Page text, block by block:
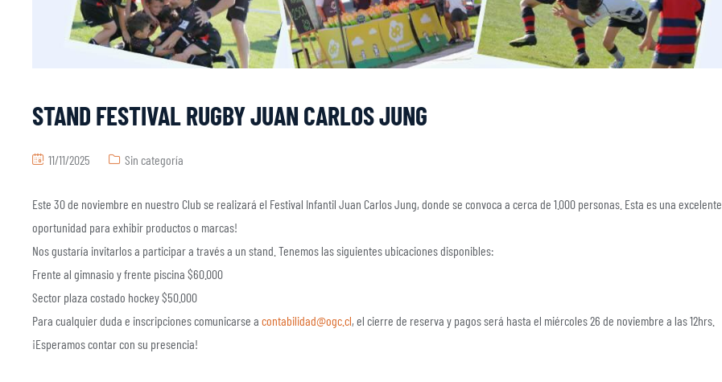
STAND FESTIVAL RUGBY JUAN CARLOS JUNG
11/11/2025 Sin categoría
Este 30 de noviembre en nuestro Club se realizará el Festival Infantil Juan Carlos Jung, donde se convoca a cerca de 1.000 personas. Esta es una excelente
oportunidad para exhibir productos o marcas!
Nos gustaría invitarlos a participar a través a un stand. Tenemos las siguientes ubicaciones disponibles:
Frente al gimnasio y frente piscina $60.000
Sector plaza costado hockey $50.000
Para cualquier duda e inscripciones comunicarse a contabilidad@ogc.cl, el cierre de reserva y pagos será hasta el miércoles 26 de noviembre a las 12hrs.
¡Esperamos contar con su presencia!